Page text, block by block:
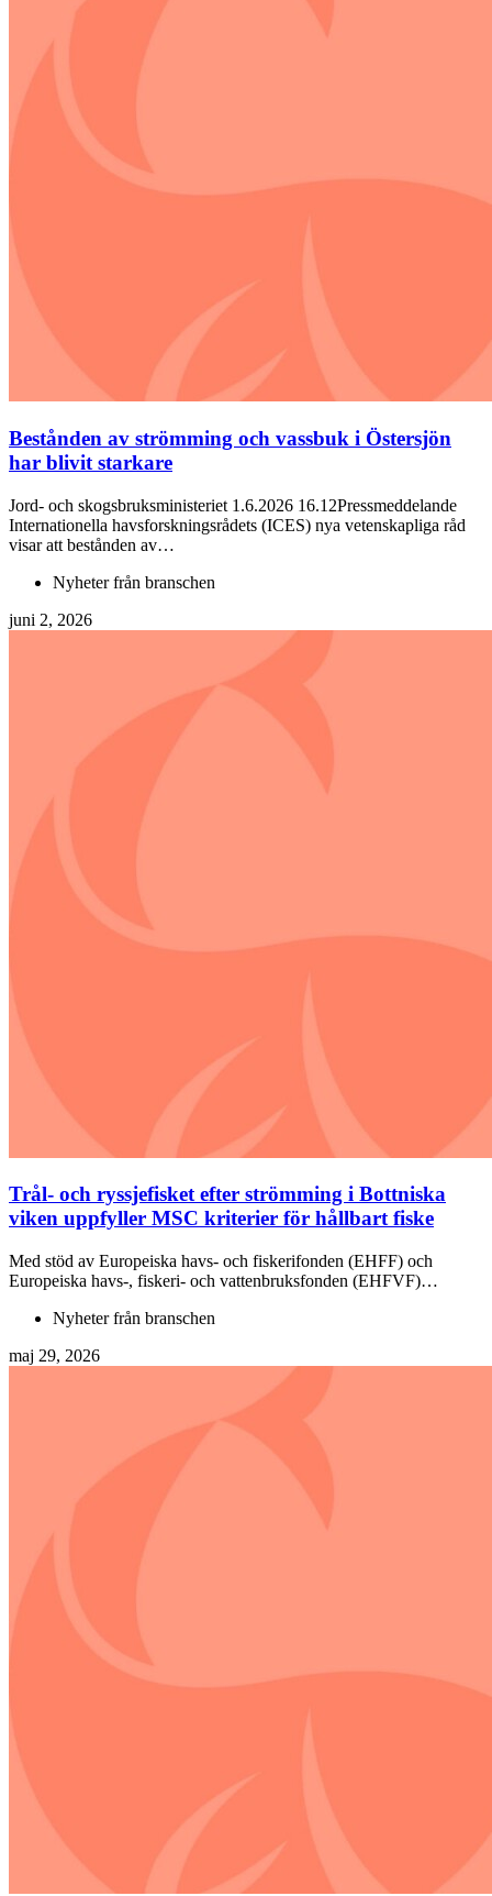
Bestånden av strömming och vassbuk i Östersjön
har blivit starkare
Jord- och skogsbruksministeriet 1.6.2026 16.12Pressmeddelande
Internationella havsforskningsrådets (ICES) nya vetenskapliga råd
visar att bestånden av…
Nyheter från branschen
juni 2, 2026
Trål- och ryssjefisket efter strömming i Bottniska
viken uppfyller MSC kriterier för hållbart fiske
Med stöd av Europeiska havs- och fiskerifonden (EHFF) och
Europeiska havs-, fiskeri- och vattenbruksfonden (EHFVF)…
Nyheter från branschen
maj 29, 2026